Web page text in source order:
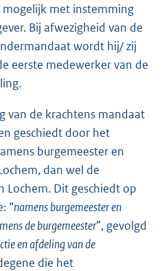
mogelijk met instemming
Bij afwezigheid van de
wordt hij/ zij
eerste medewerker van de
van de krachtens mandaat
geschiedt door het
burgemeester en
dan wel de
Lochem. Dit geschiedt op
“namens burgemeester en
de burgemeester”, gevolgd
en afdeling van de
die het